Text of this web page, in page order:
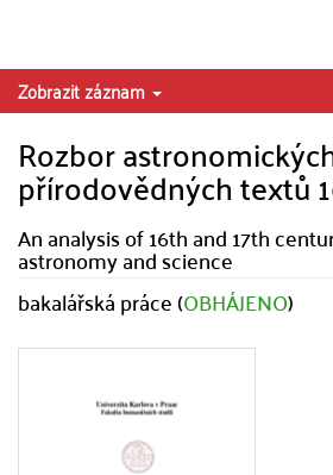
Zobrazit záznam
Rozbor
přírodovědných textů
An analysis of 16th and 17th
astronomy and science
bakalářská práce (OBHÁJENO)